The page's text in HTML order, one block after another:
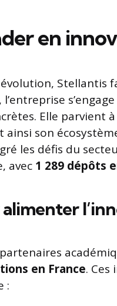
en
Stellantis
s’engage
Elle parvient
son
les défis du
avec 1 289 dépôts
en France. Ces
: